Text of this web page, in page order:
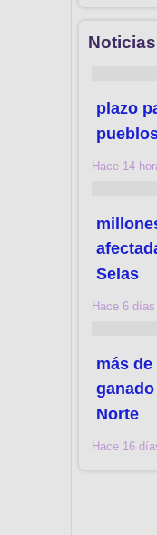
plazo
Hace 14
Selas
Hace 6 días
más
Norte
Hace 16